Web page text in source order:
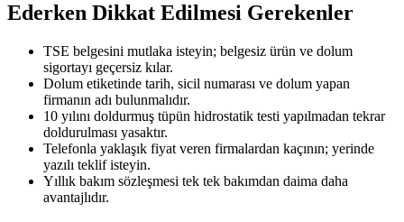
Ederken Dikkat Edilmesi Gerekenler
TSE belgesini mutlaka isteyin; belgesiz ürün ve dolum
sigortayı geçersiz kılar.
Dolum etiketinde tarih, sicil numarası ve dolum yapan
firmanın adı bulunmalıdır.
10 yılını doldurmuş tüpün hidrostatik testi yapılmadan tekrar
doldurulması yasaktır.
Telefonla yaklaşık fiyat veren firmalardan kaçının; yerinde
yazılı teklif isteyin.
Yıllık bakım sözleşmesi tek tek bakımdan daima daha
avantajlıdır.